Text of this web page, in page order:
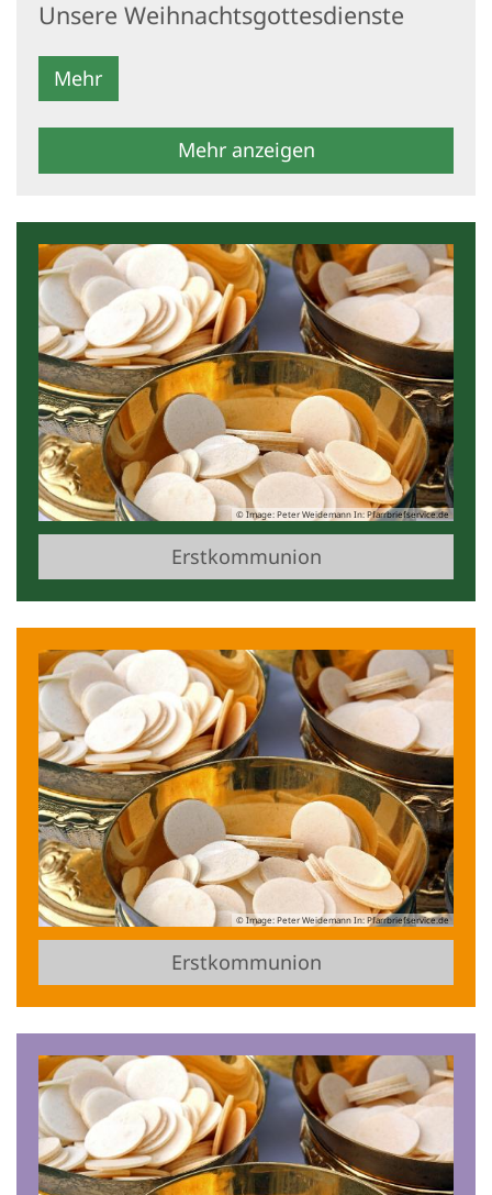
Unsere Weihnachtsgottesdienste
Mehr
Mehr anzeigen
© Image: Peter Weidemann In: Pfarrbriefservice.de
Erstkommunion
© Image: Peter Weidemann In: Pfarrbriefservice.de
Erstkommunion